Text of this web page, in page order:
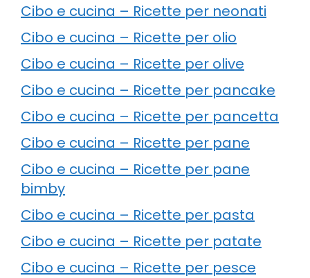
Cibo e cucina – Ricette per neonati
Cibo e cucina – Ricette per olio
Cibo e cucina – Ricette per olive
Cibo e cucina – Ricette per pancake
Cibo e cucina – Ricette per pancetta
Cibo e cucina – Ricette per pane
Cibo e cucina – Ricette per pane
bimby
Cibo e cucina – Ricette per pasta
Cibo e cucina – Ricette per patate
Cibo e cucina – Ricette per pesce